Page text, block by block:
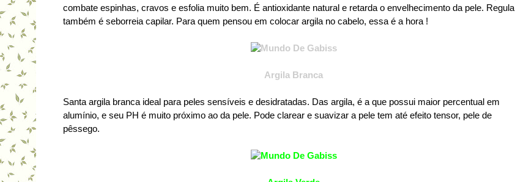
combate espinhas, cravos e esfolia muito bem. É antioxidante natural e retarda o envelhecimento da pele. Regula
também é seborreia capilar. Para quem pensou em colocar argila no cabelo, essa é a hora !
Argila Branca
Santa argila branca ideal para peles sensíveis e desidratadas. Das argila, é a que possui maior percentual em
alumínio, e seu PH é muito próximo ao da pele. Pode clarear e suavizar a pele tem até efeito tensor, pele de
pêssego.